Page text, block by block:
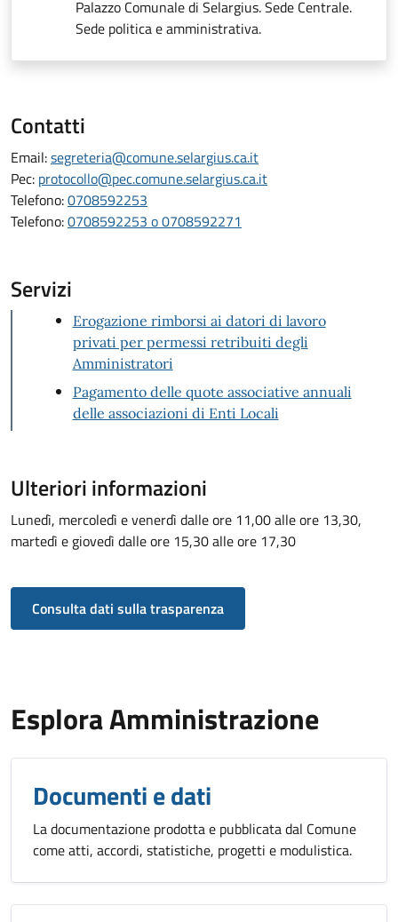
Palazzo Comunale di Selargius. Sede Centrale.
Sede politica e amministrativa.
Contatti
Email:segreteria@comune.selargius.ca.it
Pec: protocollo@pec.comune.selargius.ca.it
Telefono:0708592253
Telefono:0708592253 o 0708592271
Servizi
Erogazione rimborsi ai datori di lavoro
privati per permessi retribuiti degli
Amministratori
Pagamento delle quote associative annuali
delle associazioni di Enti Locali
Ulteriori informazioni
Lunedì, mercoledì e venerdì dalle ore 11,00 alle ore 13,30,
martedì e giovedì dalle ore 15,30 alle ore 17,30
Consulta dati sulla trasparenza
Esplora Amministrazione
Documenti e dati
La documentazione prodotta e pubblicata dal Comune
come atti, accordi, statistiche, progetti e modulistica.